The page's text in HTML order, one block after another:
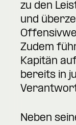
zu den
und
Zudem
Kapitän
bereits in
Neben